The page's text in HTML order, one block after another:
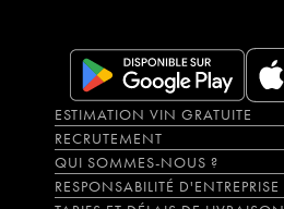
ESTIMATION VIN GRATUITE
RECRUTEMENT
QUI SOMMES-NOUS ?
RESPONSABILITÉ D'ENTREPRISE